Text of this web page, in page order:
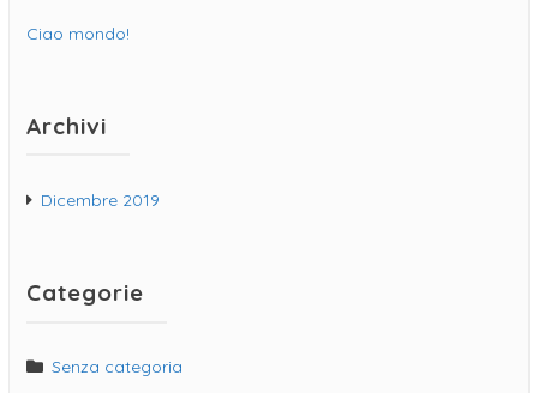
Ciao mondo!
Archivi
Dicembre 2019
Categorie
Senza categoria